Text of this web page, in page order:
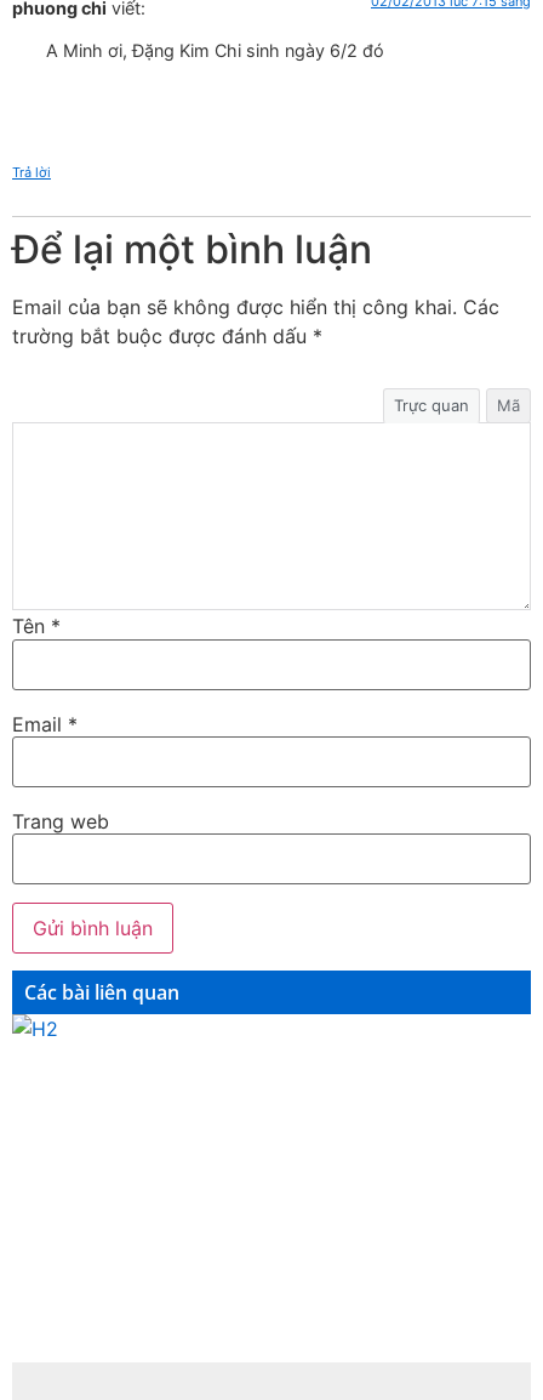
phuong chi viết:
A Minh ơi, Đặng Kim Chi sinh ngày 6/2 đó
Trả lời
Để lại một bình luận
Email của bạn sẽ không được hiển thị công khai. Các
trường bắt buộc được đánh dấu *
Trực quan Mã
Tên *
Email *
Trang web
Các bài liên quan